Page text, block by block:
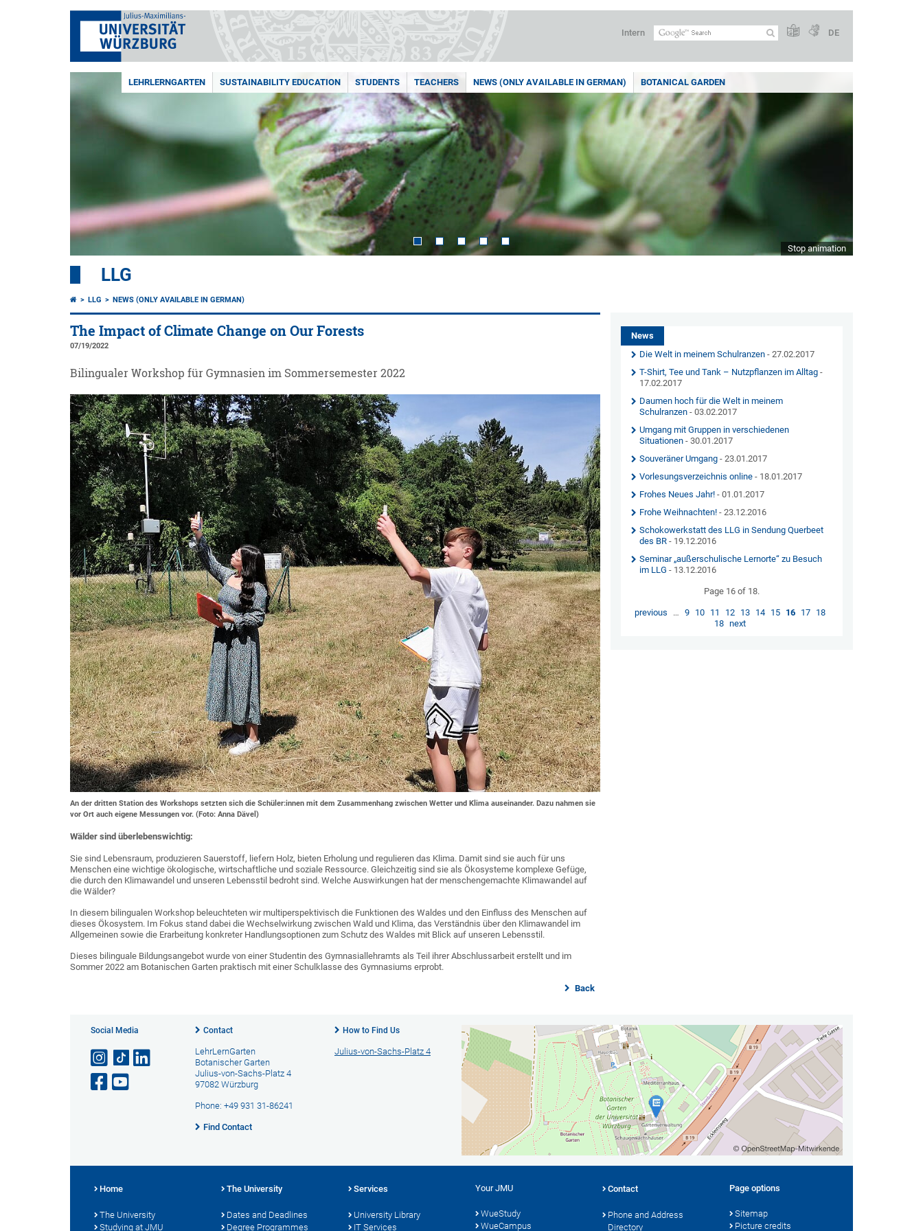
Intern DE
LEHRLERNGARTEN SUSTAINABILITY EDUCATION STUDENTS TEACHERS NEWS (ONLY AVAILABLE IN GERMAN) BOTANICAL GARDEN
Stop animation
LLG
LLG NEWS (ONLY AVAILABLE IN GERMAN)
The Impact of Climate Change on Our Forests
07/19/2022
Bilingualer Workshop für Gymnasien im Sommersemester 2022
An der dritten Station des Workshops setzten sich die Schüler:innen mit dem Zusammenhang zwischen Wetter und Klima auseinander. Dazu nahmen sie
vor Ort auch eigene Messungen vor. (Foto: Anna Dävel)
Wälder sind überlebenswichtig:
Sie sind Lebensraum, produzieren Sauerstoff, liefern Holz, bieten Erholung und regulieren das Klima. Damit sind sie auch für uns
Menschen eine wichtige ökologische, wirtschaftliche und soziale Ressource. Gleichzeitig sind sie als Ökosysteme komplexe Gefüge,
die durch den Klimawandel und unseren Lebensstil bedroht sind. Welche Auswirkungen hat der menschengemachte Klimawandel auf
die Wälder?
In diesem bilingualen Workshop beleuchteten wir multiperspektivisch die Funktionen des Waldes und den Einfluss des Menschen auf
dieses Ökosystem. Im Fokus stand dabei die Wechselwirkung zwischen Wald und Klima, das Verständnis über den Klimawandel im
Allgemeinen sowie die Erarbeitung konkreter Handlungsoptionen zum Schutz des Waldes mit Blick auf unseren Lebensstil.
Dieses bilinguale Bildungsangebot wurde von einer Studentin des Gymnasiallehramts als Teil ihrer Abschlussarbeit erstellt und im
Sommer 2022 am Botanischen Garten praktisch mit einer Schulklasse des Gymnasiums erprobt.
Back
News
Die Welt in meinem Schulranzen - 27.02.2017
T-Shirt, Tee und Tank – Nutzpflanzen im Alltag-
17.02.2017
Daumen hoch für die Welt in meinem
Schulranzen - 03.02.2017
Umgang mit Gruppen in verschiedenen
Situationen - 30.01.2017
Souveräner Umgang - 23.01.2017
Vorlesungsverzeichnis online- 18.01.2017
Frohes Neues Jahr!- 01.01.2017
Frohe Weihnachten!- 23.12.2016
Schokowerkstatt des LLG in Sendung Querbeet
des BR- 19.12.2016
Seminar „außerschulische Lernorte“ zu Besuch
im LLG - 13.12.2016
Page 16 of 18.
previous … 9 10 11 12 13 14 15 16 17
18
18 next
Social Media Contact
LehrLernGarten
Botanischer Garten
Julius-von-Sachs-Platz 4
97082 Würzburg
Phone: +49 931 31-86241
Find Contact
How to Find Us
Julius-von-Sachs-Platz 4
Home
The University
Studying at JMU
The University
Dates and Deadlines
Degree Programmes
Services
University Library
IT Services
Your JMU
WueStudy
WueCampus
Contact
Phone and Address
Directory
Page options
Sitemap
Picture credits